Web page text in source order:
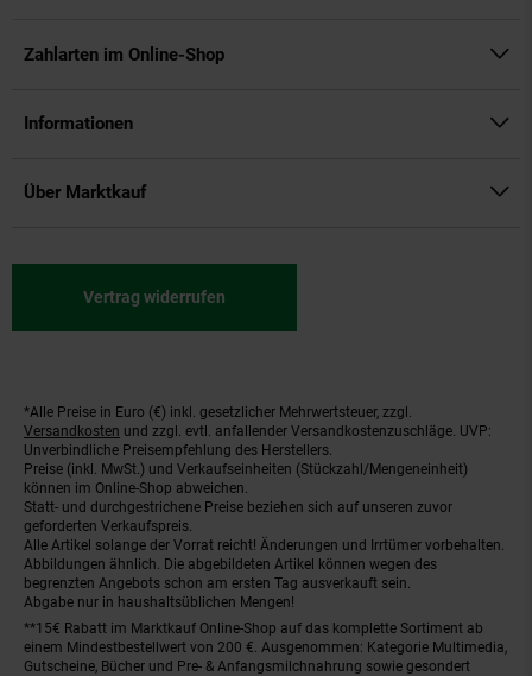
Zahlarten im Online-Shop
Informationen
Über Marktkauf
Vertrag widerrufen
Fußnoten
*Alle Preise in Euro (€) inkl. gesetzlicher Mehrwertsteuer, zzgl.
Versandkosten und zzgl. evtl. anfallender Versandkostenzuschläge. UVP:
Unverbindliche Preisempfehlung des Herstellers.
Preise (inkl. MwSt.) und Verkaufseinheiten (Stückzahl/Mengeneinheit)
können im Online-Shop abweichen.
Statt- und durchgestrichene Preise beziehen sich auf unseren zuvor
geforderten Verkaufspreis.
Alle Artikel solange der Vorrat reicht! Änderungen und Irrtümer vorbehalten.
Abbildungen ähnlich. Die abgebildeten Artikel können wegen des
begrenzten Angebots schon am ersten Tag ausverkauft sein.
Abgabe nur in haushaltsüblichen Mengen!
**15€ Rabatt im Marktkauf Online-Shop auf das komplette Sortiment ab
einem Mindestbestellwert von 200 €. Ausgenommen: Kategorie Multimedia,
Gutscheine, Bücher und Pre- & Anfangsmilchnahrung sowie gesondert